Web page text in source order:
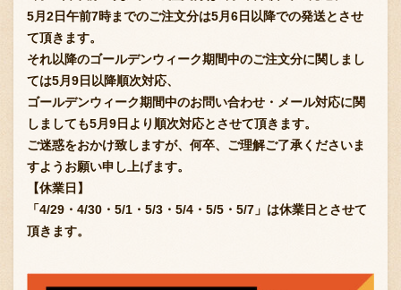
お問い合わせ
ブランド一覧
FC加盟店募集
5月2日午前7時までのご注文分は5月6日以降での発送とさせ
て頂きます。
それ以降のゴールデンウィーク期間中のご注文分に関しまし
ては5月9日以降順次対応、
ゴールデンウィーク期間中のお問い合わせ・メール対応に関
しましても5月9日より順次対応とさせて頂きます。
ご迷惑をおかけ致しますが、何卒、ご理解ご了承くださいま
すようお願い申し上げます。
【休業日】
「4/29・4/30・5/1・5/3・5/4・5/5・5/7」は休業日とさせて
頂きます。